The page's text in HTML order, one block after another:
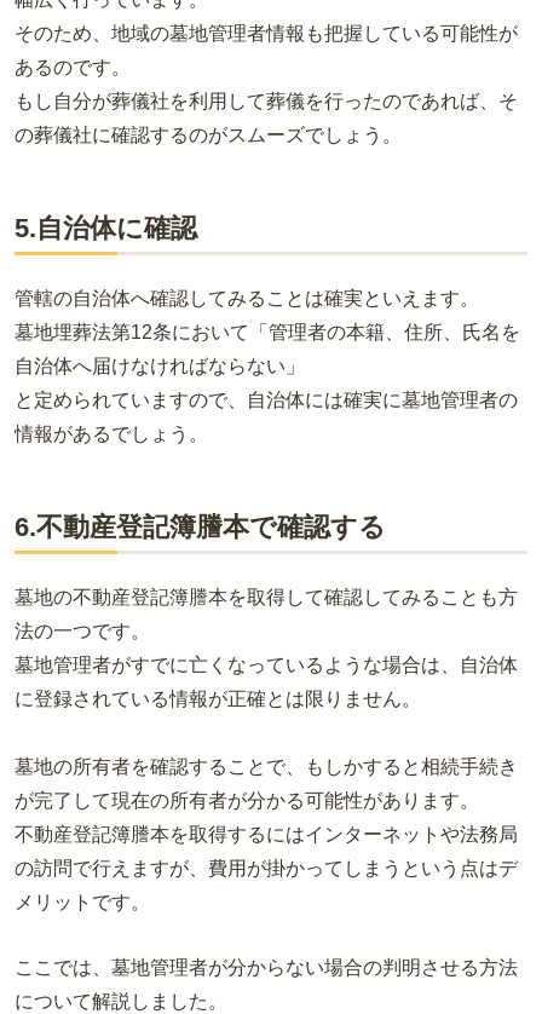
そのため、地域の墓地管理者情報も把握している可能性が
あるのです。
もし自分が葬儀社を利用して葬儀を行ったのであれば、そ
の葬儀社に確認するのがスムーズでしょう。
5.自治体に確認
管轄の自治体へ確認してみることは確実といえます。
墓地埋葬法第12条において「管理者の本籍、住所、氏名を
自治体へ届けなければならない」
と定められていますので、自治体には確実に墓地管理者の
情報があるでしょう。
6.不動産登記簿謄本で確認する
墓地の不動産登記簿謄本を取得して確認してみることも方
法の一つです。
墓地管理者がすでに亡くなっているような場合は、自治体
に登録されている情報が正確とは限りません。
墓地の所有者を確認することで、もしかすると相続手続き
が完了して現在の所有者が分かる可能性があります。
不動産登記簿謄本を取得するにはインターネットや法務局
の訪問で行えますが、費用が掛かってしまうという点はデ
メリットです。
ここでは、墓地管理者が分からない場合の判明させる方法
について解説しました。